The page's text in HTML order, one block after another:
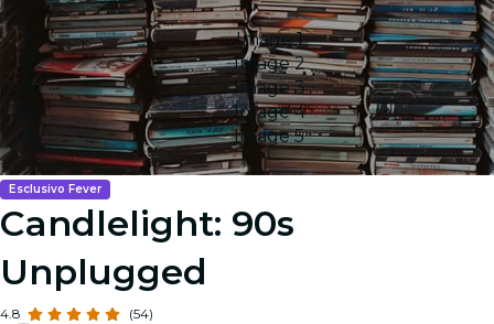
Image 1
Image 2
Image 3
Image 4
Image 5
Esclusivo Fever
Candlelight: 90s
Unplugged
4.8 (54)